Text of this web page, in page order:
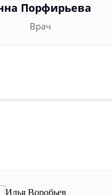
Порфирьева
Врач
Илья Воробьев